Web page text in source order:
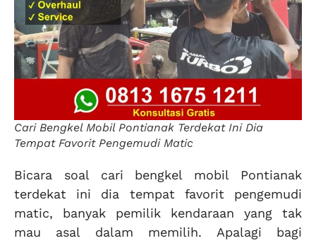
Cari Bengkel Mobil Pontianak Terdekat Ini Dia
Tempat Favorit Pengemudi Matic
Bicara soal cari bengkel mobil Pontianak
terdekat ini dia tempat favorit pengemudi
matic, banyak pemilik kendaraan yang tak
mau asal dalam memilih. Apalagi bagi